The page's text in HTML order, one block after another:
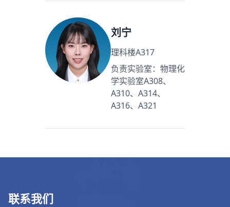
刘宁
理科楼A317
负责实验室：物理化
学实验室A308、
A310、A314、
A316、A321
联系我们